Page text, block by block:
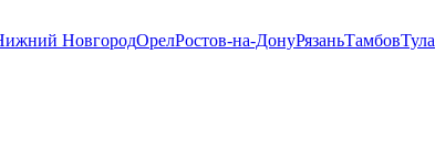
НовгородОрелРостов-на-ДонуРязаньТамбовТула